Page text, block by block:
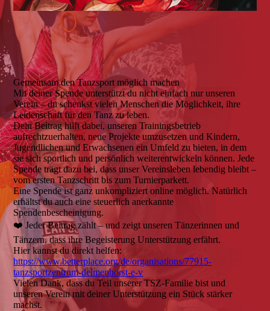
Gemeinsam den Tanzsport möglich machen
Mit deiner Spende unterstützt du nicht einfach nur unseren
Verein – du schenkst vielen Menschen die Möglichkeit, ihre
Leidenschaft für den Tanz zu leben.
Dein Beitrag hilft dabei, unseren Trainingsbetrieb
aufrechtzuerhalten, neue Projekte umzusetzen und Kindern,
Jugendlichen und Erwachsenen ein Umfeld zu bieten, in dem
sie sich sportlich und persönlich weiterentwickeln können. Jede
Spende trägt dazu bei, dass unser Vereinsleben lebendig bleibt –
vom ersten Tanzschritt bis zum Turnierparkett.
Eine Spende ist ganz unkompliziert online möglich. Natürlich
erhältst du auch eine steuerlich anerkannte
Spendenbescheinigung.
❤️ Jeder Beitrag zählt – und zeigt unseren Tänzerinnen und
Tänzern, dass ihre Begeisterung Unterstützung erfährt.
Hier kannst du direkt helfen:
https://www.betterplace.org/de/organisations/77915-
tanzsportzentrum-delmenhorst-e-v
Vielen Dank, dass du Teil unserer TSZ-Familie bist und
unseren Verein mit deiner Unterstützung ein Stück stärker
machst.